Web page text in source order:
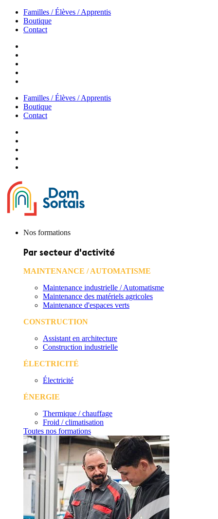
Familles / Élèves / Apprentis
Boutique
Contact
Familles / Élèves / Apprentis
Boutique
Contact
Nos formations
Par secteur d'activité
MAINTENANCE / AUTOMATISME
Maintenance industrielle / Automatisme
Maintenance des matériels agricoles
Maintenance d'espaces verts
CONSTRUCTION
Assistant en architecture
Construction industrielle
ÉLECTRICITÉ
Électricité
ÉNERGIE
Thermique / chauffage
Froid / climatisation
Toutes nos formations